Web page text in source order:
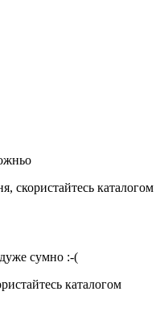
скористайтесь каталогом
сумно :-(
каталогом